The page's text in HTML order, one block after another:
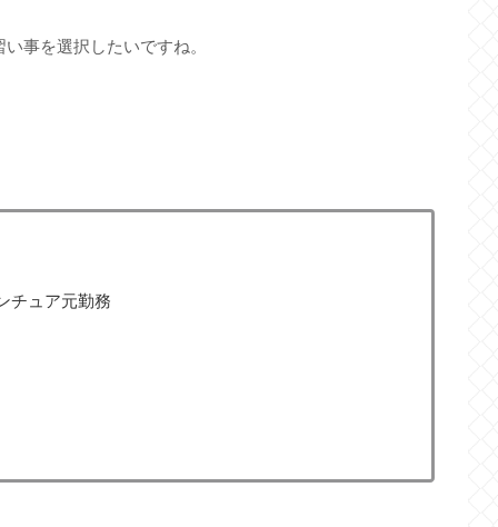
事を選択したいですね。
チュア元勤務